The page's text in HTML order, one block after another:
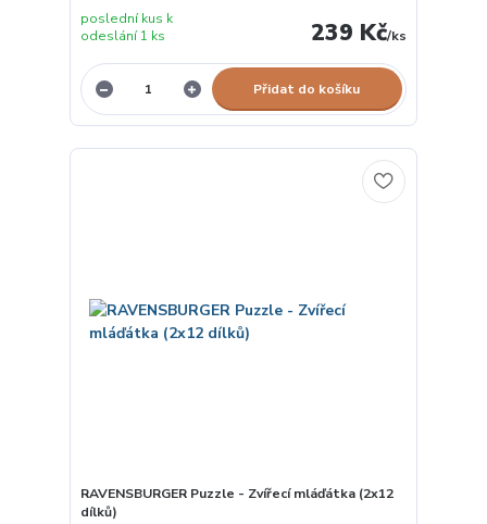
239 Kč/ks
poslední kus k
odeslání 1 ks
Přidat do košíku
RAVENSBURGER Puzzle - Zvířecí mláďátka (2x12
dílků)